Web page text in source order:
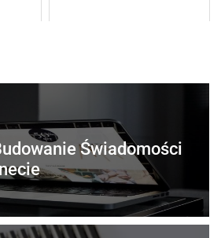
Świadomości